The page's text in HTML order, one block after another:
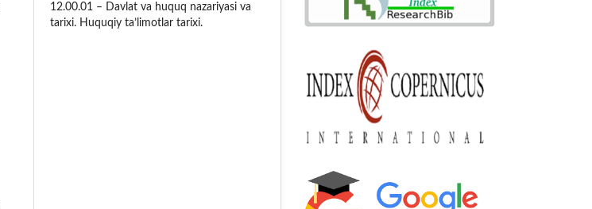
12.00.01 – Davlat va huquq nazariyasi va
tarixi. Huquqiy ta’limotlar tarixi.